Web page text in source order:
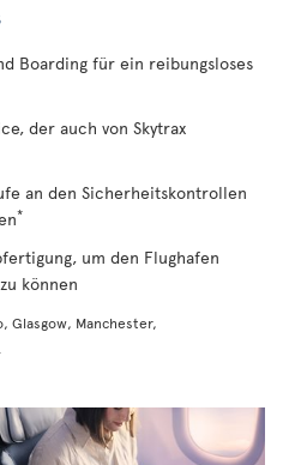
Boarding für ein reibungsloses
der auch von Skytrax
an den Sicherheitskontrollen
*
um den Flughafen
können
Glasgow, Manchester,